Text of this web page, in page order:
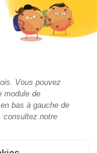
de cookies